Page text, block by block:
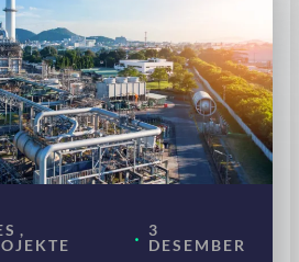
,
· 3
DESEMBER